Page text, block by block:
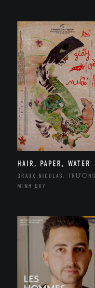
HAIR, PAPER, WATER
GRAUX NICOLAS, TRƯƠNG
MINH QUÝ